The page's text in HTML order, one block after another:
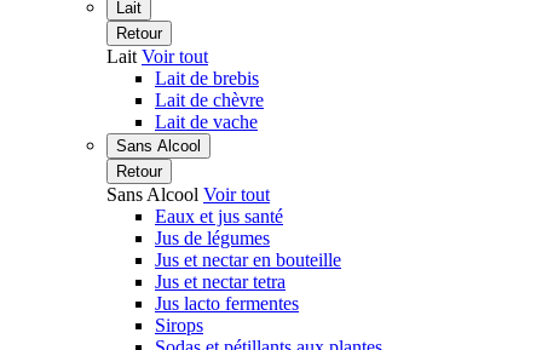
Lait
Retour
Lait Voir tout
Lait de brebis
Lait de chèvre
Lait de vache
Sans Alcool
Retour
Sans Alcool Voir tout
Eaux et jus santé
Jus de légumes
Jus et nectar en bouteille
Jus et nectar tetra
Jus lacto fermentes
Sirops